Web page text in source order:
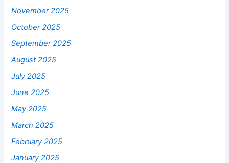
November 2025
October 2025
September 2025
August 2025
July 2025
June 2025
May 2025
March 2025
February 2025
January 2025